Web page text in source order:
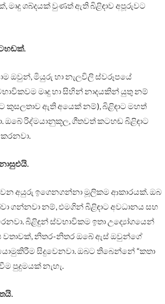
මෘදු ශබ්දයක් වුණත් ඇති බිළිඳාව අපූරුවට
ඔවුන්, මියුරු හා නැලවිලි ස්වරූපයේ
මෘදු හා සිහින් නාදයකින් යුතු නම්
කුසලතාව ඇති අයෙක් නම්), බිළිඳාට මහත්
රිද්මයානුකූල, ගීතවත් කටහඬ බිළිඳාට
අයුරු ඉගෙනගන්නා මූලිකම ආකාරයක්. ඔබ
ගන්නවා නම්, එමගින් බිළිඳාට අවධානය සහ
බිළිඳුන් ස්වභාවිකම ඉතා උද්‍යෝගයෙන්
වතාවක්, නිතර-නිතර ඔබේ ඇස් ඔවුන්ගේ
සිදුවෙනවා. ඔබට තිබෙන්නේ “කතා
පුදුමයක් නැහැ.